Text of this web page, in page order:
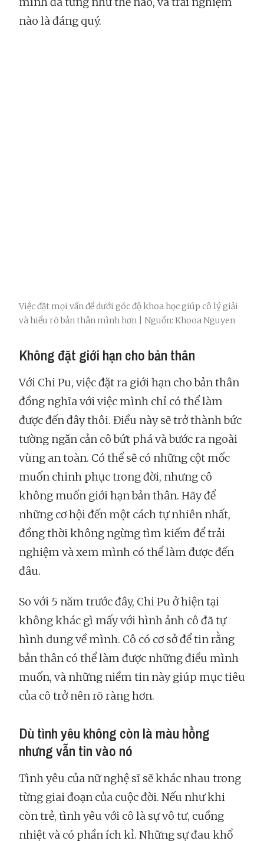
nào là đáng quý.
Việc đặt mọi vấn đề dưới góc độ khoa học giúp cô lý giải
và hiểu rõ bản thân mình hơn | Nguồn: Khooa Nguyen
Không đặt giới hạn cho bản thân
Với Chi Pu, việc đặt ra giới hạn cho bản thân
đồng nghĩa với việc mình chỉ có thể làm
được đến đây thôi. Điều này sẽ trở thành bức
tường ngăn cản cô bứt phá và bước ra ngoài
vùng an toàn. Có thể sẽ có những cột mốc
muốn chinh phục trong đời, nhưng cô
không muốn giới hạn bản thân. Hãy để
những cơ hội đến một cách tự nhiên nhất,
đồng thời không ngừng tìm kiếm để trải
nghiệm và xem mình có thể làm được đến
đâu.
So với 5 năm trước đây, Chi Pu ở hiện tại
không khác gì mấy với hình ảnh cô đã tự
hình dung về mình. Cô có cơ sở để tin rằng
bản thân có thể làm được những điều mình
muốn, và những niềm tin này giúp mục tiêu
của cô trở nên rõ ràng hơn.
Dù tình yêu không còn là màu hồng
nhưng vẫn tin vào nó
Tình yêu của nữ nghệ sĩ sẽ khác nhau trong
từng giai đoạn của cuộc đời. Nếu như khi
còn trẻ, tình yêu với cô là sự vô tư, cuồng
nhiệt và có phần ích kỉ. Những sự đau khổ